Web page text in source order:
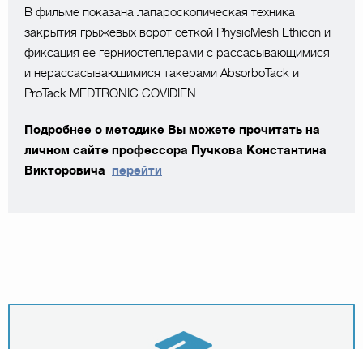
В фильме показана лапароскопическая техника
закрытия грыжевых ворот сеткой PhysioMesh Ethicon и
фиксация ее герниостеплерами с рассасывающимися
и нерассасывающимися такерами AbsorboTack и
ProTack MEDTRONIC COVIDIEN.
Подробнее о методике Вы можете прочитать на
личном сайте профессора Пучкова Константина
Викторовича перейти